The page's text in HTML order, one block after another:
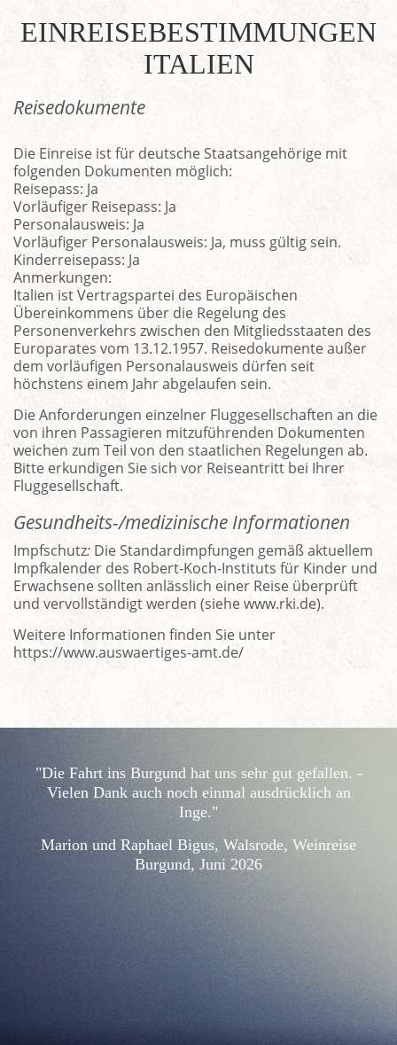
EINREISEBESTIMMUNGEN
ITALIEN
Reisedokumente
Die Einreise ist für deutsche Staatsangehörige mit
folgenden Dokumenten möglich:
Reisepass: Ja
Vorläufiger Reisepass: Ja
Personalausweis: Ja
Vorläufiger Personalausweis: Ja, muss gültig sein.
Kinderreisepass: Ja
Anmerkungen:
Italien ist Vertragspartei des Europäischen
Übereinkommens über die Regelung des
Personenverkehrs zwischen den Mitgliedsstaaten des
Europarates vom 13.12.1957. Reisedokumente außer
dem vorläufigen Personalausweis dürfen seit
höchstens einem Jahr abgelaufen sein.
Die Anforderungen einzelner Fluggesellschaften an die
von ihren Passagieren mitzuführenden Dokumenten
weichen zum Teil von den staatlichen Regelungen ab.
Bitte erkundigen Sie sich vor Reiseantritt bei Ihrer
Fluggesellschaft.
Gesundheits-/medizinische Informationen
Impfschutz: Die Standardimpfungen gemäß aktuellem
Impfkalender des Robert-Koch-Instituts für Kinder und
Erwachsene sollten anlässlich einer Reise überprüft
und vervollständigt werden (siehe www.rki.de).
Weitere Informationen finden Sie unter
https://www.auswaertiges-amt.de/
"Die Fahrt ins Burgund hat uns sehr gut gefallen. -
Vielen Dank auch noch einmal ausdrücklich an
Inge."
Marion und Raphael Bigus, Walsrode, Weinreise
Burgund, Juni 2026